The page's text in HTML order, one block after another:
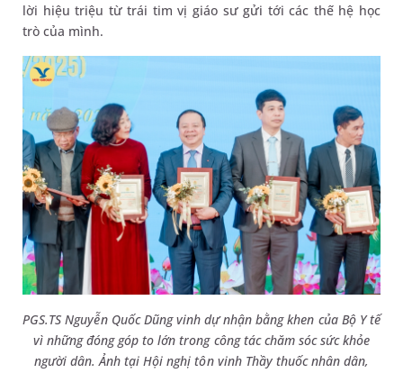
lời hiệu triệu từ trái tim vị giáo sư gửi tới các thế hệ học
trò của mình.
PGS.TS Nguyễn Quốc Dũng vinh dự nhận bằng khen của Bộ Y tế
vì những đóng góp to lớn trong công tác chăm sóc sức khỏe
người dân. Ảnh tại Hội nghị tôn vinh Thầy thuốc nhân dân,